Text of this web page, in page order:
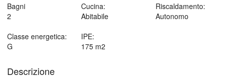
Bagni
2
Cucina:
Abitabile
Riscaldamento:
Autonomo
Classe energetica:
G
IPE:
175 m2
Descrizione